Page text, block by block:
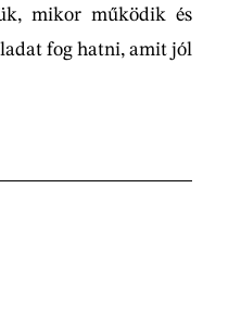
mikor működik és
fog hatni, amit jól